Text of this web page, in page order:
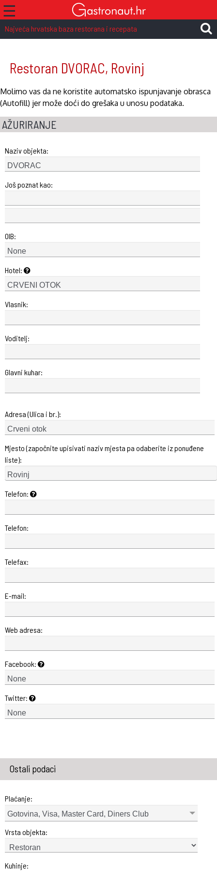
☰
Najveća hrvatska baza restorana i recepata
Restoran DVORAC, Rovinj
Molimo vas da ne koristite automatsko ispunjavanje obrasca
(Autofill) jer može doći do grešaka u unosu podataka.
AŽURIRANJE
Naziv objekta:
Još poznat kao:
OIB:
Hotel:
Vlasnik:
Voditelj:
Glavni kuhar:
Adresa (Ulica i br.):
Mjesto (započnite upisivati naziv mjesta pa odaberite iz ponuđene
liste):
Telefon:
Telefon:
Telefax:
E-mail:
Web adresa:
Facebook:
Twitter:
Ostali podaci
Plaćanje:
Gotovina, Visa, Master Card, Diners Club
Vrsta objekta:
Kuhinje: